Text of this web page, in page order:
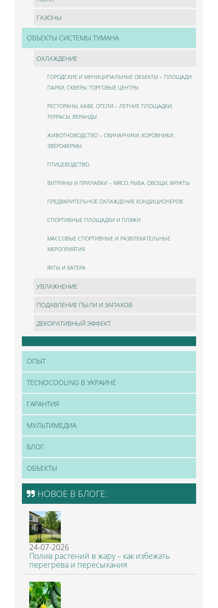
ГАЗОНЫ
ОБЪЕКТЫ СИСТЕМЫ ТУМАНА
ОХЛАЖДЕНИЕ
ГОРОДСКИЕ И МУНИЦИПАЛЬНЫЕ ОБЪЕКТЫ – ПЛОЩАДИ,
ПАРКИ, СКВЕРЫ, ТОРГОВЫЕ ЦЕНТРЫ
РЕСТОРАНЫ, КАФЕ, ОТЕЛИ – ЛЕТНИЕ ПЛОЩАДКИ,
ТЕРРАСЫ, ВЕРАНДЫ
ЖИВОТНОВОДСТВО – СВИНАРНИКИ, КОРОВНИКИ,
ЗВЕРОФЕРМЫ
ПТИЦЕВОДСТВО
ВИТРИНЫ И ПРИЛАВКИ – МЯСО, РЫБА, ОВОЩИ, ФРУКТЫ
ПРЕДВАРИТЕЛЬНОЕ ОХЛАЖДЕНИЕ КОНДИЦИОНЕРОВ
СПОРТИВНЫЕ ПЛОЩАДКИ И ПЛЯЖИ
МАССОВЫЕ СПОРТИВНЫЕ И РАЗВЛЕКАТЕЛЬНЫЕ
МЕРОПРИЯТИЯ
ЯХТЫ И КАТЕРА
УВЛАЖНЕНИЕ
ПОДАВЛЕНИЕ ПЫЛИ И ЗАПАХОВ
ДЕКОРАТИВНЫЙ ЭФФЕКТ
ОПЫТ
TECNOCOOLING В УКРАИНЕ
ГАРАНТИЯ
МУЛЬТИМЕДИА
БЛОГ
ОБЪЕКТЫ
НОВОЕ В БЛОГЕ:
24-07-2026
Полив растений в жару – как избежать
перегрева и пересыхания